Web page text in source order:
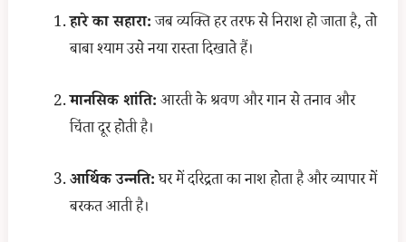
हारे का सहारा:जब व्यक्ति हर तरफ से निराश हो जाता है, तो
बाबा श्याम उसे नया रास्ता दिखाते हैं।
मानसिक शांति:आरती के श्रवण और गान से तनाव और
चिंता दूर होती है।
आर्थिक उन्नति:घर में दरिद्रता का नाश होता है और व्यापार में
बरकत आती है।